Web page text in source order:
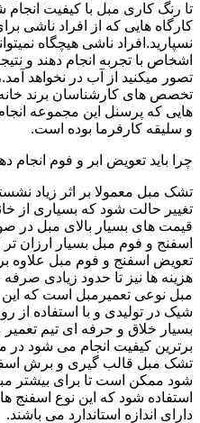
تا رنگ کاری مبل با کیفیت
کارگاه هایی که از افراد ناشی
نسپارید.افراد ناشی هیچگاه
اشخاص با تجربه انجام دهند و
تصور میکنید از آب در نخواهد
تخصص های کارشناسان برند
هایی که پرسنل این مجموعه انجام
و سلیقه کارفرما بوده است.
چرا باید تعویض ابر و فوم انجام
تشک مبل معمولا بر اثر زیاد
تغییر حالت شود که بسیاری از
قیمت های بسیار بالای مبل در
اسفنج و فوم مبل بسیار ارزان
تعویض اسفنج و فوم مبل
هزینه ها نیز تا حدود زیادی
مبل نوعی تعمیرمبل است که این
شیک در تولیدی و با استفاده از
بسیار خلاق و حرفه ای تیم
برترین کیفیت انجام می شود
تشک مبل قالب گیری و برش
شود ممکن است تا برای بیشتر
استفاده شود که این نوع اسفنج
دارای اندازه استاندارد می باشند.